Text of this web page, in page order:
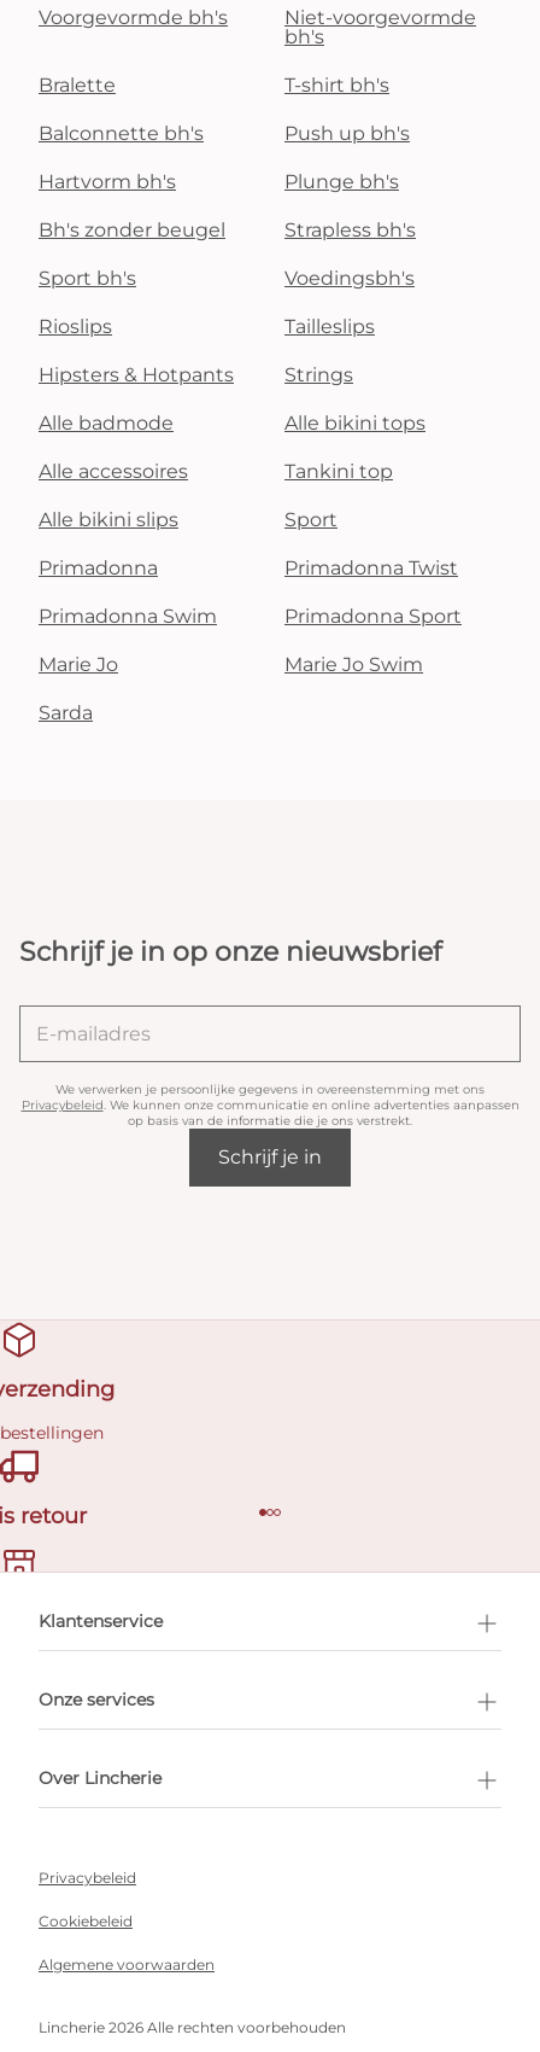
Voorgevormde bh's
Niet-voorgevormde
bh's
Bralette T-shirt bh's
Balconnette bh's Push up bh's
Hartvorm bh's Plunge bh's
Bh's zonder beugel Strapless bh's
Sport bh's Voedingsbh's
Rioslips Tailleslips
Hipsters & Hotpants Strings
Alle badmode Alle bikini tops
Alle accessoires Tankini top
Alle bikini slips Sport
Primadonna Primadonna Twist
Primadonna Swim Primadonna Sport
Marie Jo Marie Jo Swim
Sarda
Schrijf je in op onze nieuwsbrief
We verwerken je persoonlijke gegevens in overeenstemming met ons
Privacybeleid. We kunnen onze communicatie en online advertenties aanpassen
op basis van de informatie die je ons verstrekt.
Schrijf je in
retour
afspraak
Klantenservice
Onze services
Over Lincherie
Privacybeleid
Cookiebeleid
Algemene voorwaarden
Lincherie 2026 Alle rechten voorbehouden